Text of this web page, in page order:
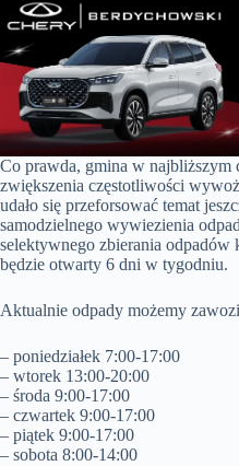
Co prawda, gmina w najbliższym
zwiększenia częstotliwości
udało się przeforsować temat
samodzielnego wywiezienia
selektywnego zbierania odpadów
będzie otwarty 6 dni w tygodniu.
Aktualnie odpady możemy
– poniedziałek 7:00-17:00
– wtorek 13:00-20:00
– środa 9:00-17:00
– czwartek 9:00-17:00
– piątek 9:00-17:00
– sobota 8:00-14:00